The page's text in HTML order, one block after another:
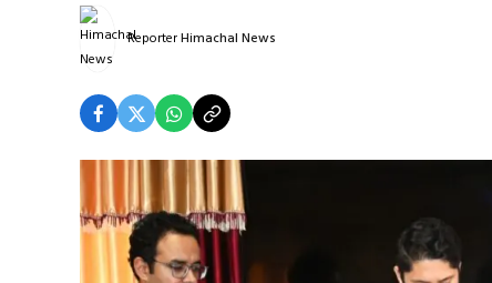
ReporterHimachal News